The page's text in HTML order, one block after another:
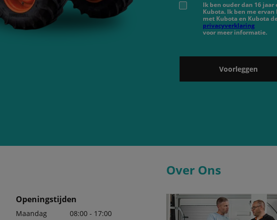
Ik ben ouder dan 16
Kubota. Ik ben me
met Kubota en Kubota
privacyverklaring
voor meer informatie.
Voorleggen
Openingstijden
Maandag
08:00 - 17:00
Over Ons